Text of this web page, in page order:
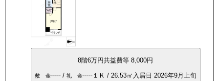
8階6万円共益費等 8,000円
敷 金-----/ 礼 金-----１Ｋ / 26.53㎡ 入居日 2026年9月上旬